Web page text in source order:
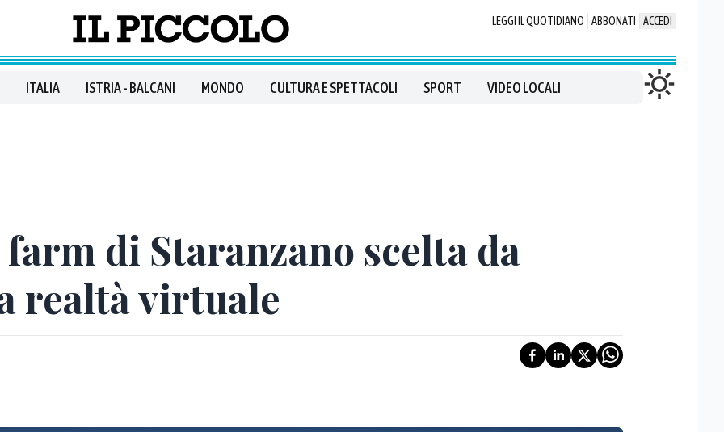
LEGGI IL QUOTIDIANO ABBONATI ACCEDI
ITALIA ISTRIA - BALCANI MONDO CULTURA E SPETTACOLI SPORT VIDEO LOCALI
di Staranzano scelta da
realtà virtuale